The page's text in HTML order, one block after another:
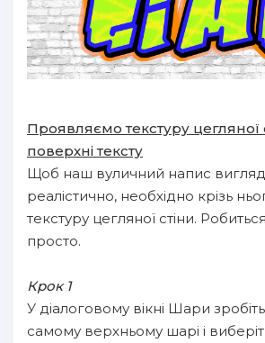
Проявляємо текстуру цегляної
поверхні тексту
Щоб наш вуличний напис
реалістично, необхідно крізь
текстуру цегляної стіни.
просто.
Крок 1
У діалоговому вікні Шари
самому верхньому шарі і